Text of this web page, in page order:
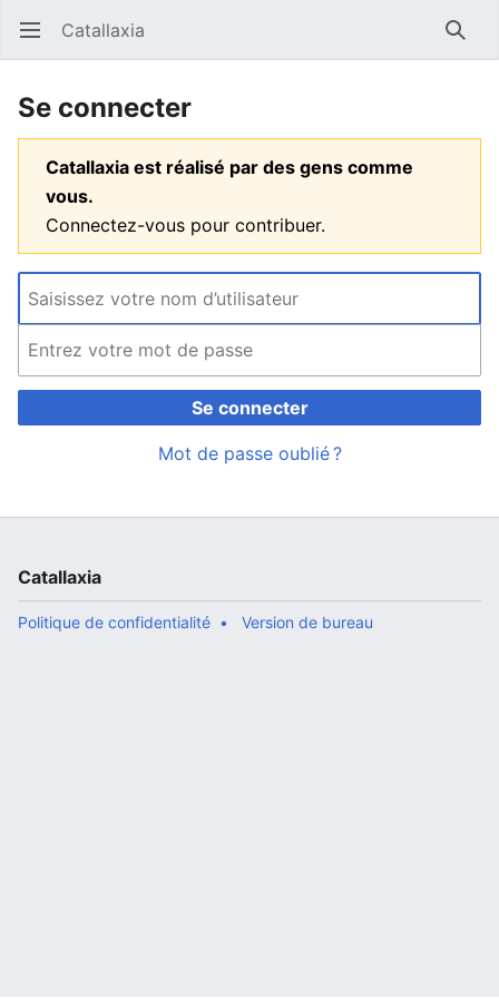
Ouvrir le menu principal Catallaxia
Se connecter
Catallaxia est réalisé par des gens comme
vous.
Connectez-vous pour contribuer.
Se connecter
Mot de passe oublié ?
Catallaxia
Politique de confidentialité Version de bureau